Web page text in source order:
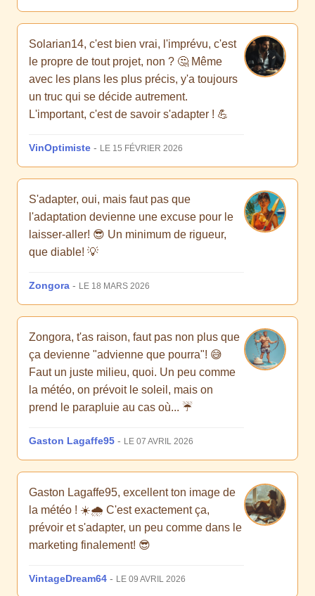
Solarian14, c'est bien vrai, l'imprévu, c'est
le propre de tout projet, non ? 🤔 Même
avec les plans les plus précis, y'a toujours
un truc qui se décide autrement.
L'important, c'est de savoir s'adapter ! 💪
VinOptimiste - LE 15 FÉVRIER 2026
S'adapter, oui, mais faut pas que
l'adaptation devienne une excuse pour le
laisser-aller! 😎 Un minimum de rigueur,
que diable! 💡
Zongora - LE 18 MARS 2026
Zongora, t'as raison, faut pas non plus que
ça devienne "advienne que pourra"! 😅
Faut un juste milieu, quoi. Un peu comme
la météo, on prévoit le soleil, mais on
prend le parapluie au cas où... ☔️
Gaston Lagaffe95 - LE 07 AVRIL 2026
Gaston Lagaffe95, excellent ton image de
la météo ! ☀️🌧️ C'est exactement ça,
prévoir et s'adapter, un peu comme dans le
marketing finalement! 😎
VintageDream64 - LE 09 AVRIL 2026